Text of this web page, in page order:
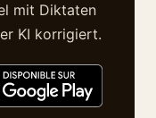
mit Diktaten
KI korrigiert.